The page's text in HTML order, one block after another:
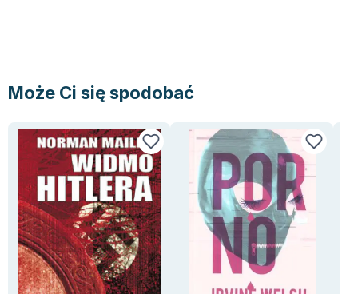
Lucinda Riley
Może Ci się spodobać